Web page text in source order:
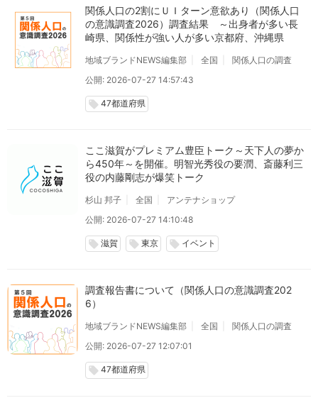
関係人口の2割にＵＩターン意欲あり（関係人口
の意識調査2026）調査結果 ～出身者が多い長
崎県、関係性が強い人が多い京都府、沖縄県
地域ブランドNEWS編集部 全国
関係人口の調査
公開: 2026-07-27 14:57:43
local_offer 47都道府県
ここ滋賀がプレミアム豊臣トーク～天下人の夢か
ら450年～を開催。明智光秀役の要潤、斎藤利三
役の内藤剛志が爆笑トーク
杉山 邦子 全国
アンテナショップ
公開: 2026-07-27 14:10:48
local_offer 滋賀 local_offer 東京 local_offer イベント
調査報告書について（関係人口の意識調査202
6）
地域ブランドNEWS編集部 全国
関係人口の調査
公開: 2026-07-27 12:07:01
local_offer 47都道府県